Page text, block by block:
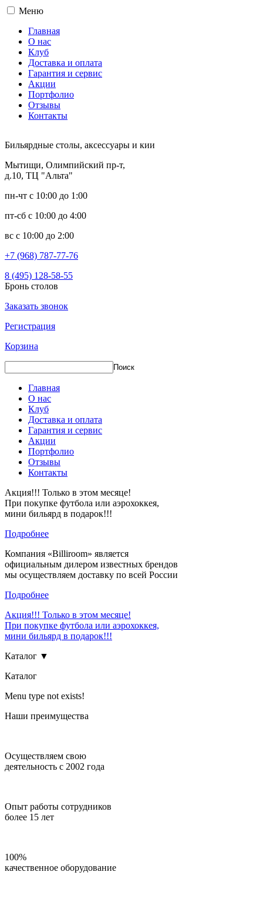
Меню
Главная
О нас
Клуб
Доставка и оплата
Гарантия и сервис
Акции
Портфолио
Отзывы
Контакты
Бильярдные столы, аксессуары и кии
Мытищи, Олимпийский пр-т,
д.10, ТЦ "Альта"
пн-чт с 10:00 до 1:00
пт-сб с 10:00 до 4:00
вс с 10:00 до 2:00
+7 (968) 787-77-76
8 (495) 128-58-55
Бронь столов
Заказать звонок
Регистрация
Корзина
Главная
О нас
Клуб
Доставка и оплата
Гарантия и сервис
Акции
Портфолио
Отзывы
Контакты
Акция!!! Только в этом месяце!
При покупке футбола или аэрохоккея,
мини бильярд в подарок!!!
Подробнее
Компания «Billiroom» является
официальным дилером известных брендов
мы осуществляем доставку по всей России
Подробнее
Акция!!! Только в этом месяце!
При покупке футбола или аэрохоккея,
мини бильярд в подарок!!!
Каталог ▼
Каталог
Menu type not exists!
Наши преимущества
Осуществляем свою
деятельность с 2002 года
Опыт работы сотрудников
более 15 лет
100%
качественное оборудование